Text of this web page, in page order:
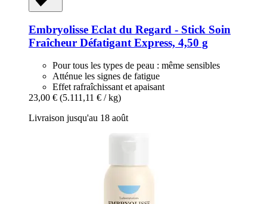
Embryolisse Eclat du Regard -​ Stick Soin
Fraîcheur Défatigant Express, 4,50 g
Pour tous les types de peau : même sensibles
Atténue les signes de fatigue
Effet rafraîchissant et apaisant
23,00 € (5.111,11 € / kg)
Livraison jusqu'au 18 août